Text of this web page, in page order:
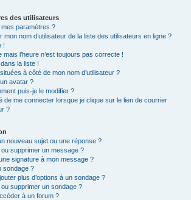
des utilisateurs
paramètres ?
nom d’utilisateur de la liste des utilisateurs en ligne ?
!
mais l’heure n’est toujours pas correcte !
la liste !
à côté de mon nom d’utilisateur ?
avatar ?
puis-je le modifier ?
de me connecter lorsque je clique sur le lien de courrier
?
nouveau sujet ou une réponse ?
supprimer un message ?
signature à mon message ?
sondage ?
plus d’options à un sondage ?
supprimer un sondage ?
à un forum ?